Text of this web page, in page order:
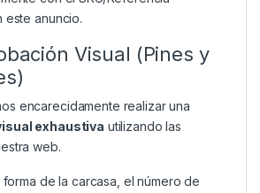
anuncio.
Visual (Pines y
encarecidamente realizar una
exhaustiva utilizando las
web.
de la carcasa, el número de